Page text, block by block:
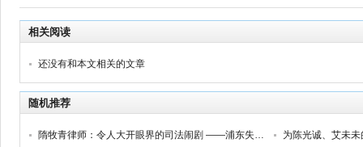
相关阅读
还没有和本文相关的文章
随机推荐
为陈光诚、艾未